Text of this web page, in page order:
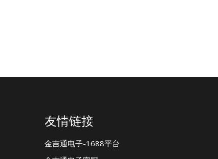
友情链接
金吉通电子-1688平台